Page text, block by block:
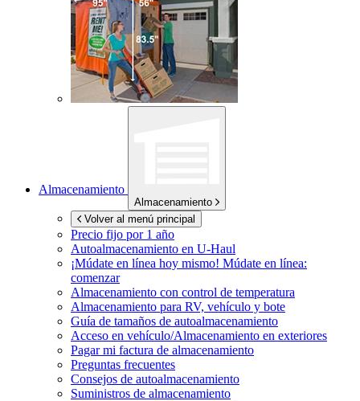
Almacenamiento
Almacenamiento
Volver al menú principal
Precio fijo por 1 año
Autoalmacenamiento en U-Haul
¡Múdate en línea hoy mismo! Múdate en línea:
comenzar
Almacenamiento con control de temperatura
Almacenamiento para RV, vehículo y bote
Guía de tamaños de autoalmacenamiento
Acceso en vehículo/Almacenamiento en exteriores
Pagar mi factura de almacenamiento
Preguntas frecuentes
Consejos de autoalmacenamiento
Suministros de almacenamiento